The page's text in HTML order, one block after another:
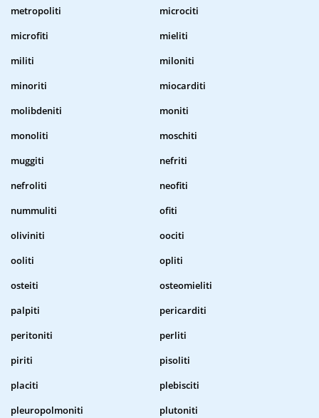
metropoliti
microciti
microfiti
mieliti
militi
miloniti
minoriti
miocarditi
molibdeniti
moniti
monoliti
moschiti
muggiti
nefriti
nefroliti
neofiti
nummuliti
ofiti
oliviniti
oociti
ooliti
opliti
osteiti
osteomieliti
palpiti
pericarditi
peritoniti
perliti
piriti
pisoliti
placiti
plebisciti
pleuropolmoniti
plutoniti